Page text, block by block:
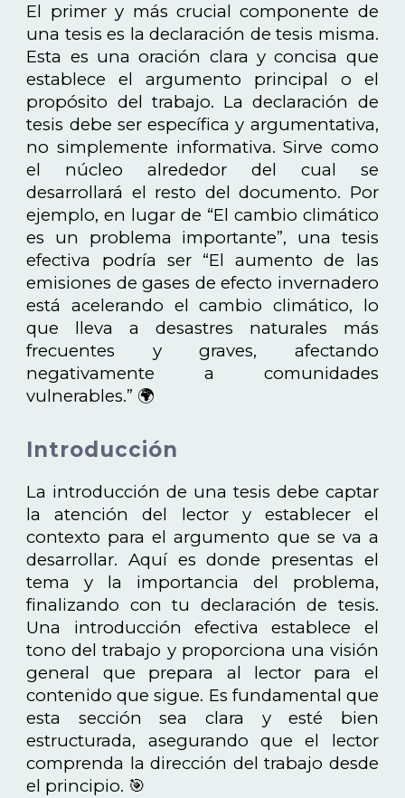
El primer y más crucial componente de
una tesis es la declaración de tesis misma.
Esta es una oración clara y concisa que
establece el argumento principal o el
propósito del trabajo. La declaración de
tesis debe ser específica y argumentativa,
no simplemente informativa. Sirve como
el núcleo alrededor del cual se
desarrollará el resto del documento. Por
ejemplo, en lugar de “El cambio climático
es un problema importante”, una tesis
efectiva podría ser “El aumento de las
emisiones de gases de efecto invernadero
está acelerando el cambio climático, lo
que lleva a desastres naturales más
frecuentes y graves, afectando
negativamente a comunidades
vulnerables.” 🌍
Introducción
La introducción de una tesis debe captar
la atención del lector y establecer el
contexto para el argumento que se va a
desarrollar. Aquí es donde presentas el
tema y la importancia del problema,
finalizando con tu declaración de tesis.
Una introducción efectiva establece el
tono del trabajo y proporciona una visión
general que prepara al lector para el
contenido que sigue. Es fundamental que
esta sección sea clara y esté bien
estructurada, asegurando que el lector
comprenda la dirección del trabajo desde
el principio. 🎯